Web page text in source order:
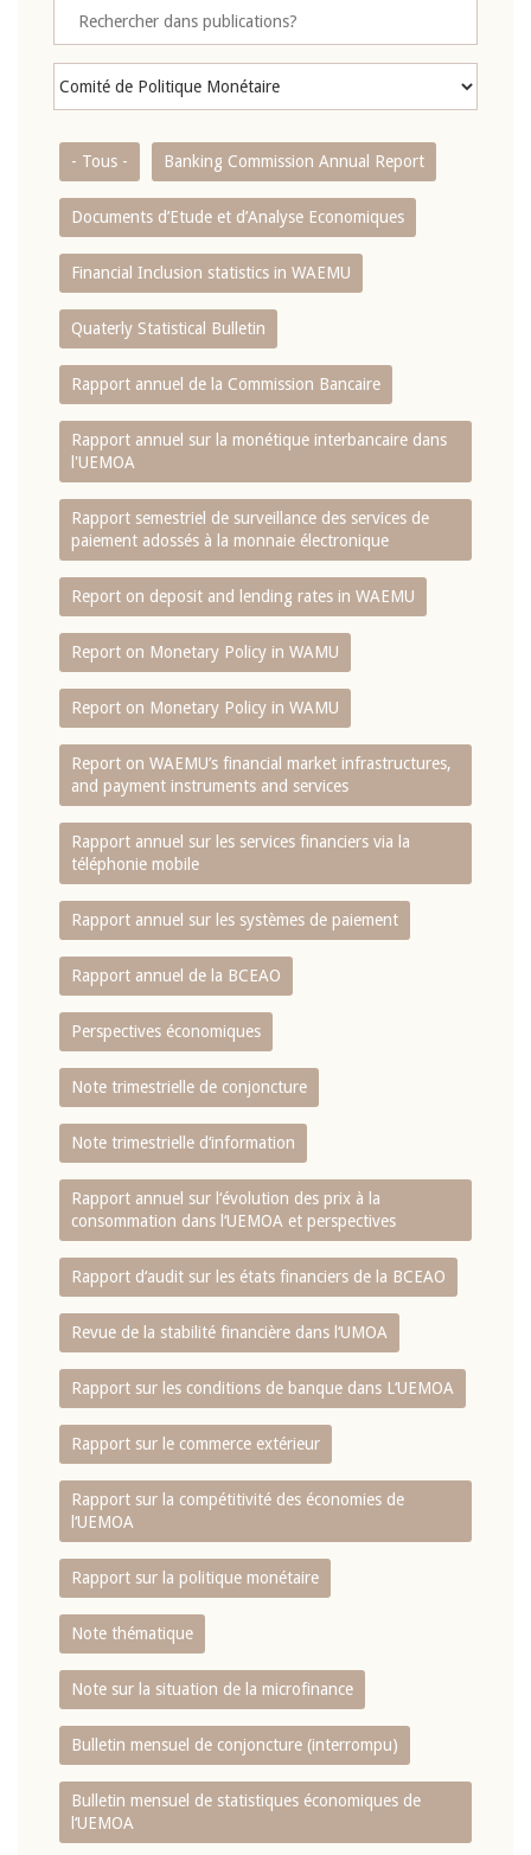
- Tous - Banking Commission Annual Report
Documents d’Etude et d’Analyse Economiques
Financial Inclusion statistics in WAEMU
Quaterly Statistical Bulletin
Rapport annuel de la Commission Bancaire
Rapport annuel sur la monétique interbancaire dans
l'UEMOA
Rapport semestriel de surveillance des services de
paiement adossés à la monnaie électronique
Report on deposit and lending rates in WAEMU
Report on Monetary Policy in WAMU
Report on Monetary Policy in WAMU
Report on WAEMU’s financial market infrastructures,
and payment instruments and services
Rapport annuel sur les services financiers via la
téléphonie mobile
Rapport annuel sur les systèmes de paiement
Rapport annuel de la BCEAO
Perspectives économiques
Note trimestrielle de conjoncture
Note trimestrielle d‘information
Rapport annuel sur l‘évolution des prix à la
consommation dans l‘UEMOA et perspectives
Rapport d‘audit sur les états financiers de la BCEAO
Revue de la stabilité financière dans l‘UMOA
Rapport sur les conditions de banque dans L‘UEMOA
Rapport sur le commerce extérieur
Rapport sur la compétitivité des économies de
l‘UEMOA
Rapport sur la politique monétaire
Note thématique
Note sur la situation de la microfinance
Bulletin mensuel de conjoncture (interrompu)
Bulletin mensuel de statistiques économiques de
l‘UEMOA